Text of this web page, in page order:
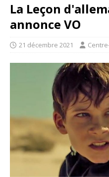
La Leçon
annonce VO
21 décembre 2021